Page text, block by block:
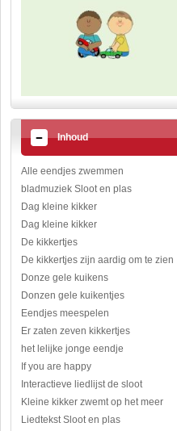
Inhoud
Alle eendjes zwemmen
bladmuziek Sloot en plas
Dag kleine kikker
Dag kleine kikker
De kikkertjes
De kikkertjes zijn aardig om te zien
Donze gele kuikens
Donzen gele kuikentjes
Eendjes meespelen
Er zaten zeven kikkertjes
het lelijke jonge eendje
If you are happy
Interactieve liedlijst de sloot
Kleine kikker zwemt op het meer
Liedtekst Sloot en plas